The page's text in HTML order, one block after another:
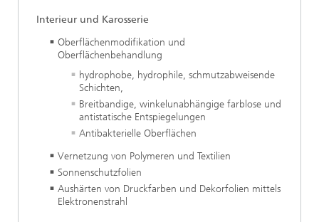
Interieur und Karosserie
Oberflächenmodifikation und
Oberflächenbehandlung
hydrophobe, hydrophile, schmutzabweisende
Schichten,
Breitbandige, winkelunabhängige farblose und
antistatische Entspiegelungen
Antibakterielle Oberflächen
Vernetzung von Polymeren und Textilien
Sonnenschutzfolien
Aushärten von Druckfarben und Dekorfolien mittels
Elektronenstrahl